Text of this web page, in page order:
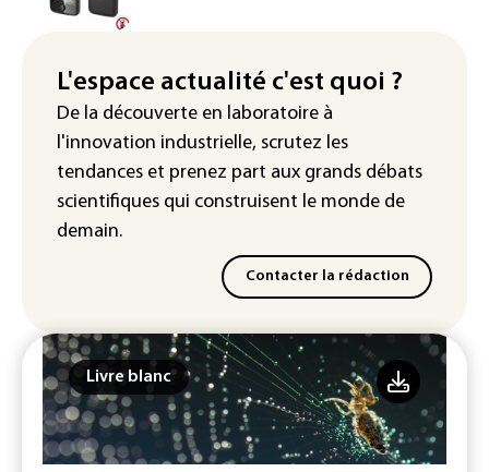
Enquête ouverte après la fuite des
d'Intermarché
La Slovaquie enregistre un record
absolu de 42,2°C (services
météorologiques)
L'espace actualité c'est quoi ?
De la découverte en laboratoire à
l'innovation industrielle, scrutez les
tendances et prenez part aux grands débats
scientifiques qui construisent le monde de
demain.
Contacter la rédaction
Livre blanc